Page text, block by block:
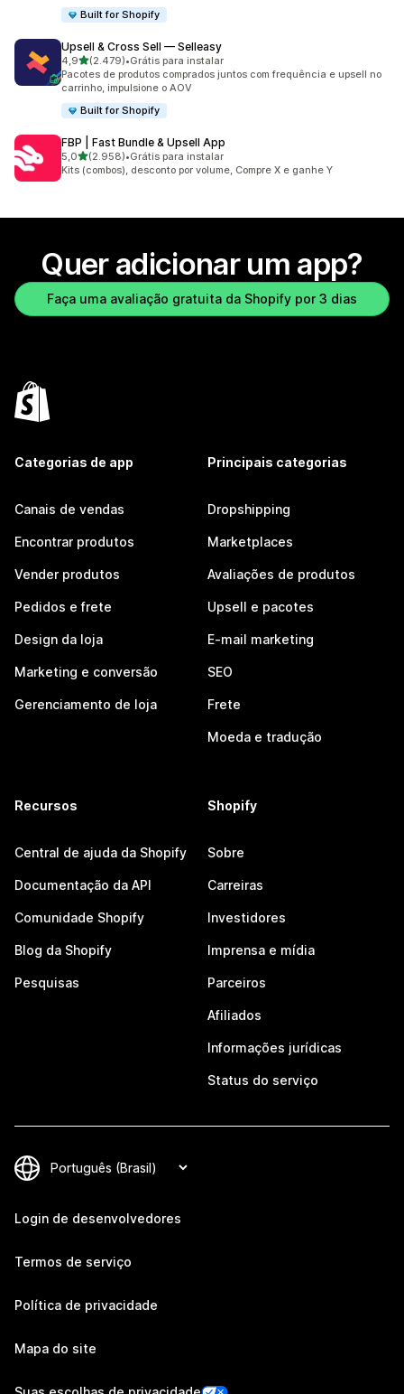
Built for Shopify
Upsell & Cross Sell — Selleasy
4,9de 5 estrelas
(2.479)
2479 avaliações ao todo
•Grátis para instalar
Pacotes de produtos comprados juntos com frequência e upsell no
carrinho, impulsione o AOV
Built for Shopify
FBP | Fast Bundle & Upsell App
5,0de 5 estrelas
(2.958)
2958 avaliações ao todo
•Grátis para instalar
Kits (combos), desconto por volume, Compre X e ganhe Y
Quer adicionar um app?
Faça uma avaliação gratuita da Shopify por 3 dias
Categorias de app
Canais de vendas
Encontrar produtos
Vender produtos
Pedidos e frete
Design da loja
Marketing e conversão
Gerenciamento de loja
Principais categorias
Dropshipping
Marketplaces
Avaliações de produtos
Upsell e pacotes
E-mail marketing
SEO
Frete
Moeda e tradução
Recursos
Central de ajuda da Shopify
Documentação da API
Comunidade Shopify
Blog da Shopify
Pesquisas
Shopify
Sobre
Carreiras
Investidores
Imprensa e mídia
Parceiros
Afiliados
Informações jurídicas
Status do serviço
Login de desenvolvedores
Termos de serviço
Política de privacidade
Mapa do site